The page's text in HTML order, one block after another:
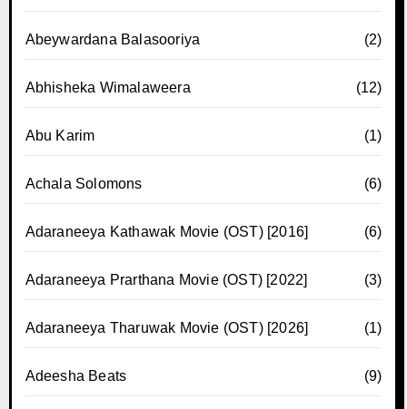
Abeywardana Balasooriya (2)
Abhisheka Wimalaweera (12)
Abu Karim (1)
Achala Solomons (6)
Adaraneeya Kathawak Movie (OST) [2016] (6)
Adaraneeya Prarthana Movie (OST) [2022] (3)
Adaraneeya Tharuwak Movie (OST) [2026] (1)
Adeesha Beats (9)